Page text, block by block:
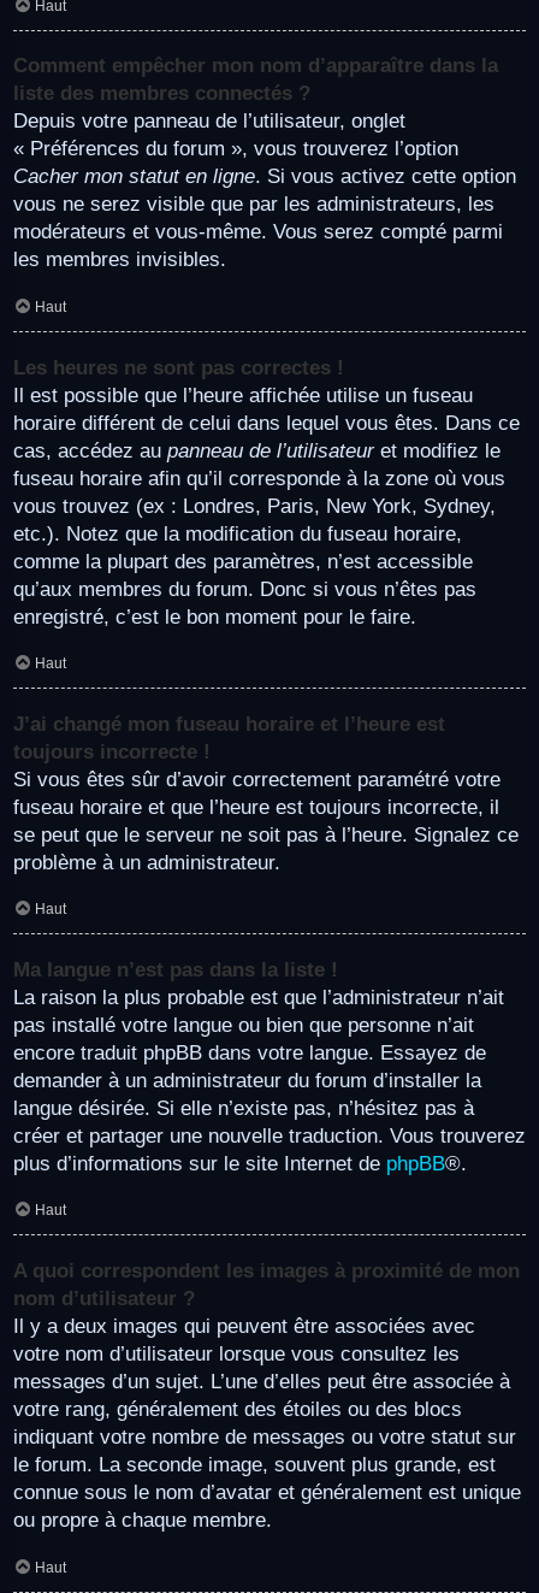
Haut
Comment empêcher mon nom d’apparaître dans la
liste des membres connectés ?
Depuis votre panneau de l’utilisateur, onglet
« Préférences du forum », vous trouverez l’option
Cacher mon statut en ligne. Si vous activez cette option
vous ne serez visible que par les administrateurs, les
modérateurs et vous-même. Vous serez compté parmi
les membres invisibles.
Haut
Les heures ne sont pas correctes !
Il est possible que l’heure affichée utilise un fuseau
horaire différent de celui dans lequel vous êtes. Dans ce
cas, accédez au panneau de l’utilisateuret modifiez le
fuseau horaire afin qu’il corresponde à la zone où vous
vous trouvez (ex : Londres, Paris, New York, Sydney,
etc.). Notez que la modification du fuseau horaire,
comme la plupart des paramètres, n’est accessible
qu’aux membres du forum. Donc si vous n’êtes pas
enregistré, c’est le bon moment pour le faire.
Haut
J’ai changé mon fuseau horaire et l’heure est
toujours incorrecte !
Si vous êtes sûr d’avoir correctement paramétré votre
fuseau horaire et que l’heure est toujours incorrecte, il
se peut que le serveur ne soit pas à l’heure. Signalez ce
problème à un administrateur.
Haut
Ma langue n’est pas dans la liste !
La raison la plus probable est que l’administrateur n’ait
pas installé votre langue ou bien que personne n’ait
encore traduit phpBB dans votre langue. Essayez de
demander à un administrateur du forum d’installer la
langue désirée. Si elle n’existe pas, n’hésitez pas à
créer et partager une nouvelle traduction. Vous trouverez
plus d’informations sur le site Internet de phpBB®.
Haut
A quoi correspondent les images à proximité de mon
nom d’utilisateur ?
Il y a deux images qui peuvent être associées avec
votre nom d’utilisateur lorsque vous consultez les
messages d’un sujet. L’une d’elles peut être associée à
votre rang, généralement des étoiles ou des blocs
indiquant votre nombre de messages ou votre statut sur
le forum. La seconde image, souvent plus grande, est
connue sous le nom d’avatar et généralement est unique
ou propre à chaque membre.
Haut